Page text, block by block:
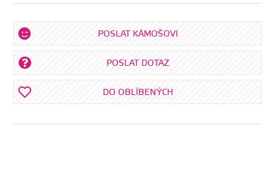
POSLAT KÁMOŠOVI
POSLAT DOTAZ
DO OBLÍBENÝCH